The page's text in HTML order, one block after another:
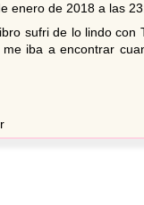
enero de 2018 a las
sufri de lo lindo con
iba a encontrar